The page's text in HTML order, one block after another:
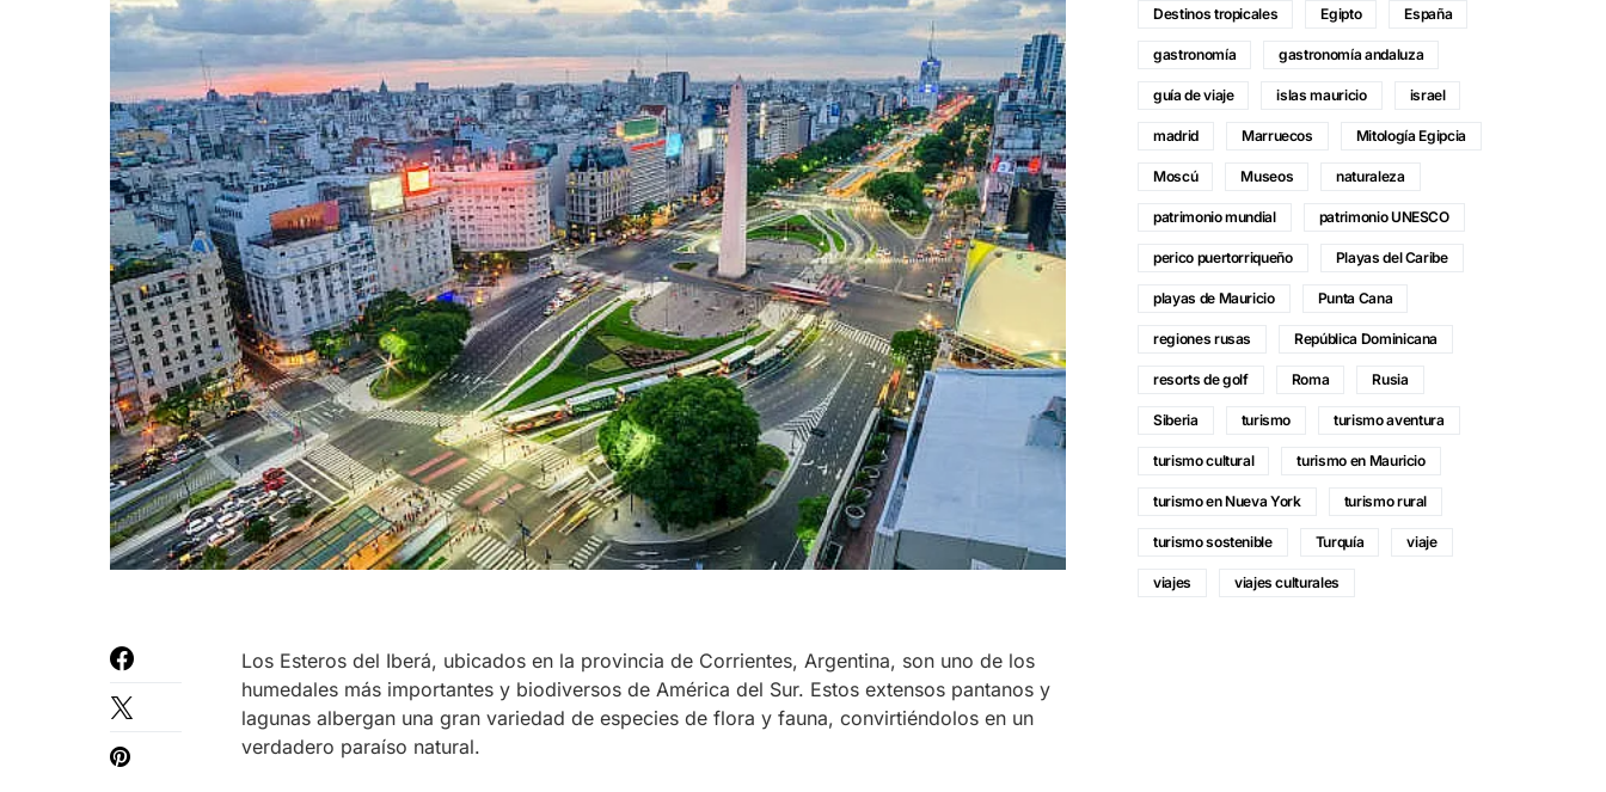
Los Esteros del Iberá, ubicados en la provincia de Corrientes, Argentina, son uno de los
humedales más importantes y biodiversos de América del Sur. Estos extensos pantanos y
lagunas albergan una gran variedad de especies de flora y fauna, convirtiéndolos en un
verdadero paraíso natural.
Destinos tropicales Egipto España
gastronomía gastronomía andaluza
guía de viaje islas mauricio israel
madrid Marruecos Mitología Egipcia
Moscú Museos naturaleza
patrimonio mundial patrimonio UNESCO
perico puertorriqueño Playas del Caribe
playas de Mauricio Punta Cana
regiones rusas República Dominicana
resorts de golf Roma Rusia
Siberia turismo turismo aventura
turismo cultural turismo en Mauricio
turismo en Nueva York turismo rural
turismo sostenible Turquía viaje
viajes viajes culturales